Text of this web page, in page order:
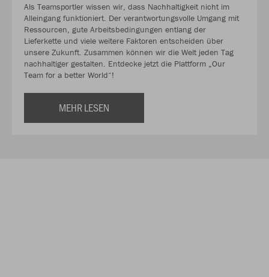
Als Teamsportler wissen wir, dass Nachhaltigkeit nicht im
Alleingang funktioniert. Der verantwortungsvolle Umgang mit
Ressourcen, gute Arbeitsbedingungen entlang der
Lieferkette und viele weitere Faktoren entscheiden über
unsere Zukunft. Zusammen können wir die Welt jeden Tag
nachhaltiger gestalten. Entdecke jetzt die Plattform „Our
Team for a better World“!
MEHR LESEN